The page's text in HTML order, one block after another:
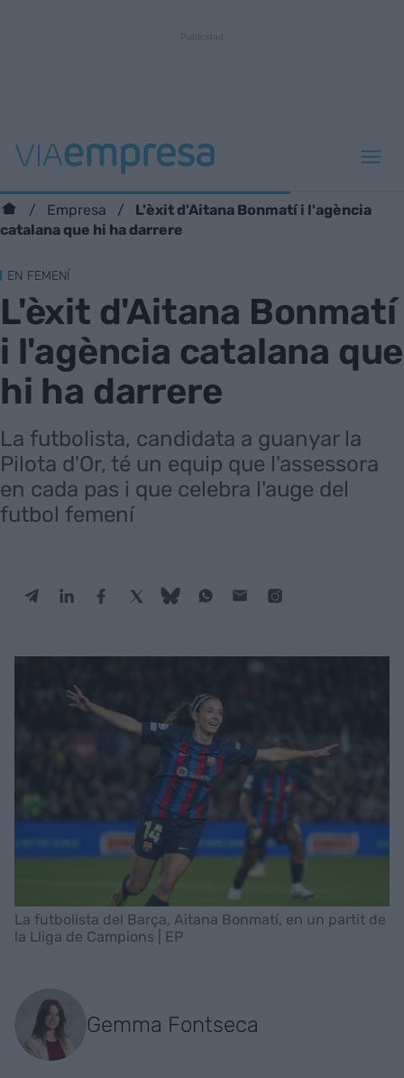
Empresa
L'èxit d'Aitana Bonmatí i l'agència
catalana que hi ha darrere
EN FEMENÍ
L'èxit d'Aitana Bonmatí
i l'agència catalana que
hi ha darrere
La futbolista, candidata a guanyar la
Pilota d'Or, té un equip que l'assessora
en cada pas i que celebra l'auge del
futbol femení
La futbolista del Barça, Aitana Bonmatí, en un partit de
la Lliga de Campions | EP
Gemma Fontseca